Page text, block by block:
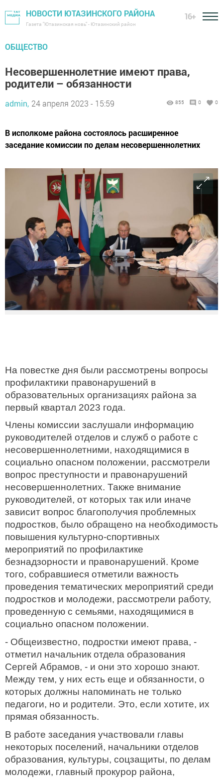
НОВОСТИ ЮТАЗИНСКОГО РАЙОНА
Газета "Ютазинская новь" - Ютазинский район
16+
ОБЩЕСТВО
Несовершеннолетние имеют права,
родители – обязанности
admin, 24 апреля 2023 - 15:59 855 0 0
В исполкоме района состоялось расширенное
заседание комиссии по делам несовершеннолетних
На повестке дня были рассмотрены вопросы
профилактики правонарушений в
образовательных организациях района за
первый квартал 2023 года.
Члены комиссии заслушали информацию
руководителей отделов и служб о работе с
несовершеннолетними, находящимися в
социально опасном положении, рассмотрели
вопрос преступности и правонарушений
несовершеннолетних. Также внимание
руководителей, от которых так или иначе
зависит вопрос благополучия проблемных
подростков, было обращено на необходимость
повышения культурно-спортивных
мероприятий по профилактике
безнадзорности и правонарушений. Кроме
того, собравшиеся отметили важность
проведения тематических мероприятий среди
подростков и молодежи, рассмотрели работу,
проведенную с семьями, находящимися в
социально опасном положении.
- Общеизвестно, подростки имеют права, -
отметил начальник отдела образования
Сергей Абрамов, - и они это хорошо знают.
Между тем, у них есть еще и обязанности, о
которых должны напоминать не только
педагоги, но и родители. Это, если хотите, их
прямая обязанность.
В работе заседания участвовали главы
некоторых поселений, начальники отделов
образования, культуры, соцзащиты, по делам
молодежи, главный прокурор района,